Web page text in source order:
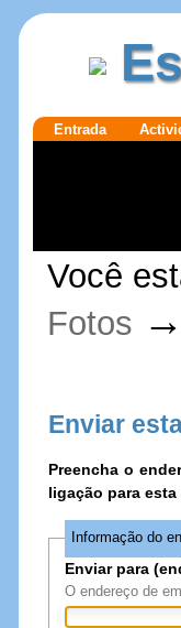
Ir para o
SecçõesEntrada
Pessoais
Você
Fotos →
Enviar
Preencha o
ligação para esta
Informação do
Enviar para
O endereço de